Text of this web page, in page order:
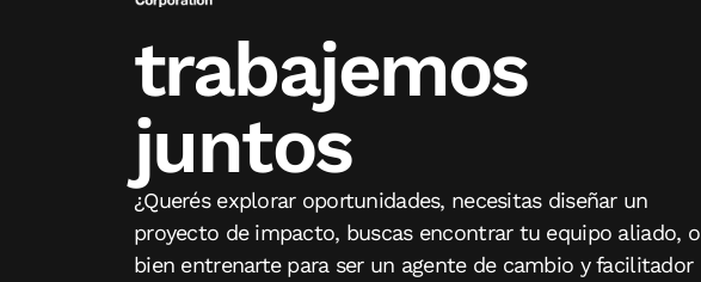
trabajemos
juntos
¿Querés explorar oportunidades, necesitas diseñar un
proyecto de impacto, buscas encontrar tu equipo aliado, o
bien entrenarte para ser un agente de cambio y facilitador